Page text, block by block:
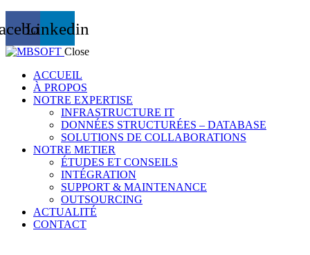
Linkedin
Close
ACCUEIL
À PROPOS
NOTRE EXPERTISE
INFRASTRUCTURE IT
DONNÉES STRUCTURÉES – DATABASE
SOLUTIONS DE COLLABORATIONS
NOTRE METIER
ÉTUDES ET CONSEILS
INTÉGRATION
SUPPORT & MAINTENANCE
OUTSOURCING
ACTUALITÉ
CONTACT